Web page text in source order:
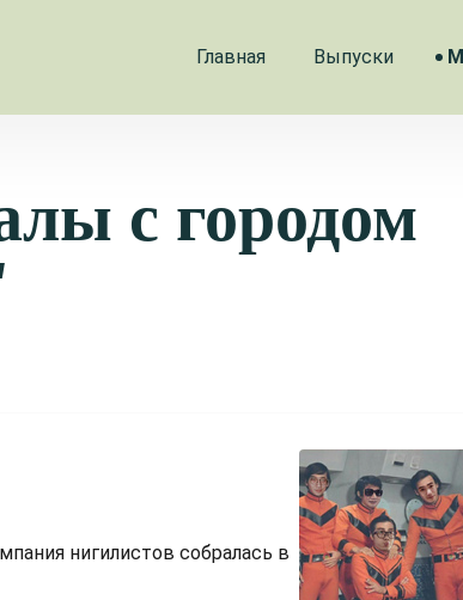
Главная Выпуски
с городом
нигилистов собралась в